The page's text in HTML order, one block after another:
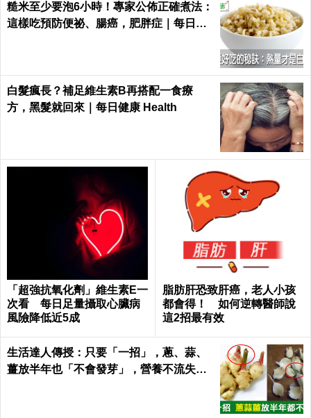
糙米至少要泡6小時！專家公佈正確煮法：
這樣吃預防便祕、腸癌，肥胖症｜每日健
白髮瘋長？補足維生素B再搭配一食療
方，黑髮就回來｜每日健康 Health
「超強抗氧化劑」維生素E一
次看 每日足量攝取心臟病
風險降低近5成
脂肪肝恐致肝癌，老人小孩
都會得！ 如何逆轉醫師說
這2招最有效
生活達人傳授：只要「一招」，蔥、蒜、
薑放半年也「不會發芽」，營養不流失！